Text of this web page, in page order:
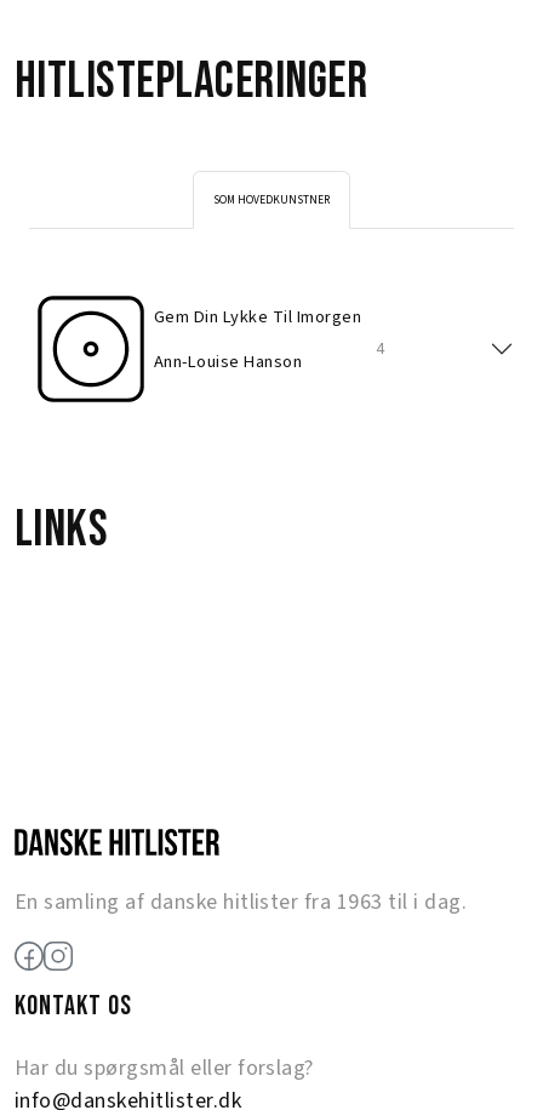
Hitlisteplaceringer
SOM HOVEDKUNSTNER
Gem Din Lykke Til Imorgen
Ann-Louise Hanson
4
Links
En samling af danske hitlister fra 1963 til i dag.
KONTAKT OS
Har du spørgsmål eller forslag?
info@danskehitlister.dk